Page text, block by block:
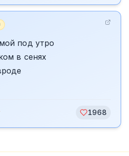
под утро
в сенях
1968